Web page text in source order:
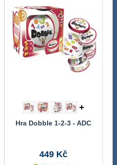
+
Hra Dobble 1-2-3 - ADC
449 Kč